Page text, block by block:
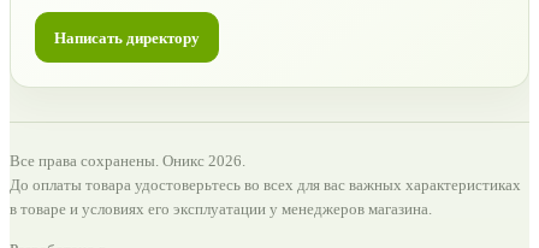
Написать директору
Все права сохранены. Оникс 2026.
До оплаты товара удостоверьтесь во всех для вас важных характеристиках
в товаре и условиях его эксплуатации у менеджеров магазина.